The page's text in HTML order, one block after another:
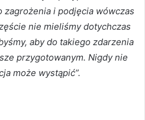
i podjęcia wówczas
nie mieliśmy dotychczas
aby do takiego zdarzenia
przygotowanym. Nigdy nie
może wystąpić”.